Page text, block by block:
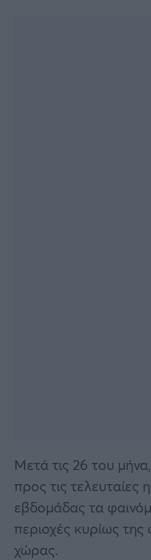
Μετά τις 26 του
προς τις τελευταίες
εβδομάδας τα
περιοχές κυρίως
χώρας.